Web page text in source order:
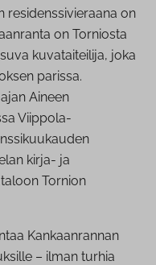
residenssivieraana on
on Torniosta
kuvataiteilija, joka
parissa.
Aineen
Viippola-
kirja- ja
Tornion
Kankaanrannan
– ilman turhia